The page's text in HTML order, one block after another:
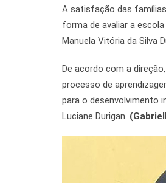
A satisfação das
forma de avaliar a
Manuela Vitória da Silva
De acordo com a
processo de
para o desenvolvimento
Luciane Durigan.